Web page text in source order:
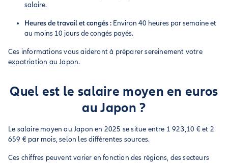
salaire.
Heures de travail et congés : Environ 40 heures par semaine et
au moins 10 jours de congés payés.
Ces informations vous aideront à préparer sereinement votre
expatriation au Japon.
Quel est le salaire moyen en euros
au Japon ?
Le salaire moyen au Japon en 2025 se situe entre 1 923,10 € et 2
659 € par mois, selon les différentes sources.
Ces chiffres peuvent varier en fonction des régions, des secteurs